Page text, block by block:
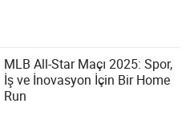
MLB All-Star Maçı 2025: Spor,
İş ve İnovasyon İçin Bir Home
Run